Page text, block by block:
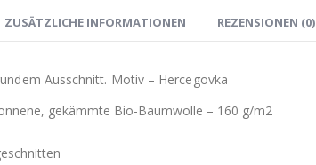
ZUSÄTZLICHE INFORMATIONEN REZENSIONEN (0)
Ausschnitt. Motiv – Hercegovka
gekämmte Bio-Baumwolle – 160 g/m2